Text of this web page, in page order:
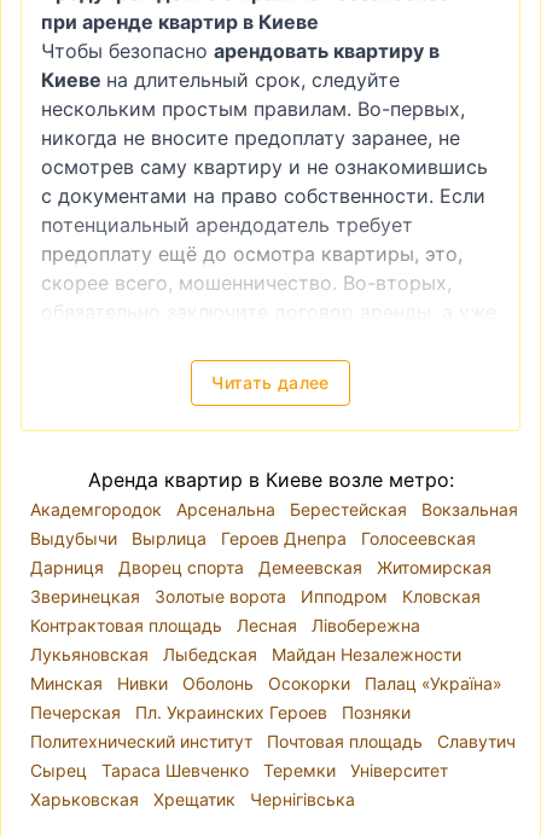
при аренде квартир в Киеве
Чтобы безопасно арендовать квартиру в
Киеве на длительный срок, следуйте
нескольким простым правилам. Во-первых,
никогда не вносите предоплату заранее, не
осмотрев саму квартиру и не ознакомившись
с документами на право собственности. Если
потенциальный арендодатель требует
предоплату ещё до осмотра квартиры, это,
скорее всего, мошенничество. Во-вторых,
обязательно заключите договор аренды, а уже
если вы видите слишком низкую цену на
квартиру, это также часто является
признаком мошенничества.
Киев разделён на десять районов. Река Днепр
делит город так, что районы Голосеевский,
Оболонский, Печерский, Подольский,
Святошинский, Соломенский и
Шевченковский находятся на правом берегу, а
Дарницкий, Деснянский и Днепровский — на
левом. Однако при выборе места для аренды
квартиры лучше ориентироваться на
микрорайоны, так как административные
районы часто включают в себя варианты
разного уровня комфорта и класса жилья.
Например, Шевченковский район включает
Читать далее
Аренда квартир в Киеве возле метро:
Академгородок Арсенальна Берестейская
Вокзальная
Выдубычи
Вырлица Героев Днепра
Голосеевская
Дарниця
Дворец спорта Демеевская
Житомирская
Зверинецкая
Золотые ворота Ипподром
Кловская
Контрактовая площадь
Лесная
Лівобережна
Лукьяновская
Лыбедская
Майдан Незалежности
Минская
Нивки Оболонь Осокорки
Палац «Україна»
Печерская
Пл. Украинских Героев
Позняки
Политехнический институт
Почтовая площадь
Славутич
Сырец
Тараса Шевченко Теремки
Університет
Харьковская
Хрещатик Чернігівська